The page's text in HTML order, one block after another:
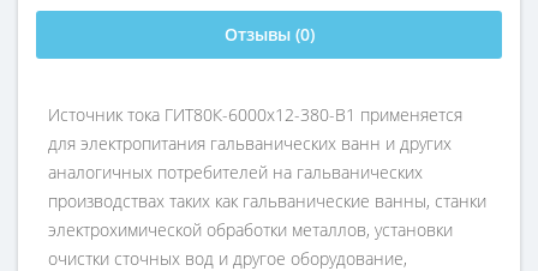
Отзывы (0)
Источник тока ГИТ80К-6000х12-380-В1 применяется
для электропитания гальванических ванн и других
аналогичных потребителей на гальванических
производствах таких как гальванические ванны, станки
электрохимической обработки металлов, установки
очистки сточных вод и другое оборудование,